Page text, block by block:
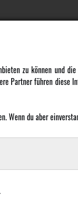
zu können und
Partner führen
Wenn du aber